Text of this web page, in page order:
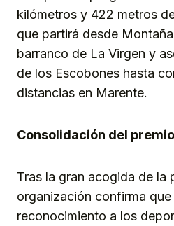
kilómetros y 422 metros
que partirá desde
barranco de La Virgen y
de los Escobones hasta
distancias en Marente.
Consolidación del
Tras la gran acogida de la
organización confirma que
reconocimiento a los